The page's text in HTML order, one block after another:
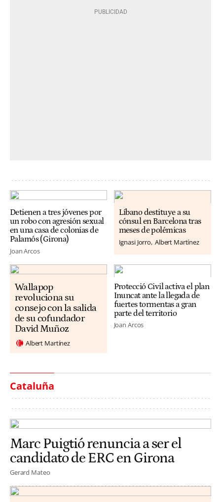
Detienen a tres jóvenes por
un robo con agresión sexual
en una casa de colonias de
Palamós (Girona)
Joan Arcos
Líbano destituye a su
cónsul en Barcelona tras
meses de polémicas
Ignasi Jorro Albert Martínez
Wallapop
revoluciona su
consejo con la salida
de su cofundador
David Muñoz
Albert Martínez
Protecció Civil activa el plan
Inuncat ante la llegada de
fuertes tormentas a gran
parte del territorio
Joan Arcos
Cataluña
Marc Puigtió renuncia a ser el
candidato de ERC en Girona
Gerard Mateo